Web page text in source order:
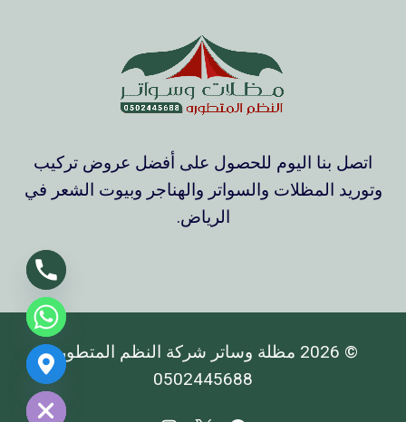
اتصل بنا اليوم للحصول على أفضل عروض تركيب
وتوريد المظلات والسواتر والهناجر وبيوت الشعر في
الرياض.
© 2026 مظلة وساتر شركة النظم المتطورة
0502445688
Hide
Chaty